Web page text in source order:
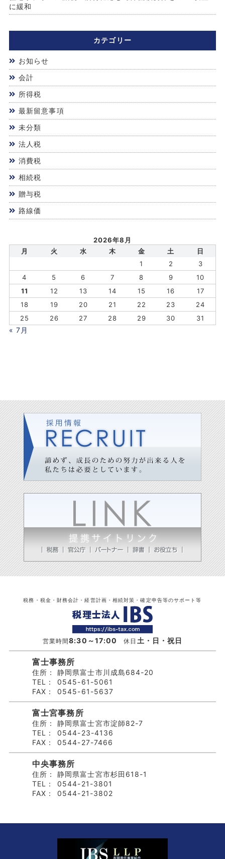
に緩和
カテゴリー
お知らせ
会計
所得税
最新留意事項
未分類
法人税
消費税
相続税
贈与税
路線価
2026年8月
月
火 水 木 金 土
日
1
2
3
4
5 6 7 8 9
10
11
12 13 14 15 16
17
18
19 20 21 22 23
24
25
26 27 28 29 30 31
« 7月
税務・税金・財務会計・経営計画・相続対策・確定申告等のサポート等
営業時間8:30～17:00 休日 土・日・祝日
富士事務所
住所：
静岡県富士市川成島684-20
TEL：
0545-61-5061
FAX：
0545-61-5637
富士宮事務所
住所：
静岡県富士宮市淀師82-7
TEL：
0544-23-4136
FAX：
0544-27-7466
中央事務所
住所：
静岡県富士宮市杉田618-1
TEL：
0544-21-3801
FAX：
0544-21-3802